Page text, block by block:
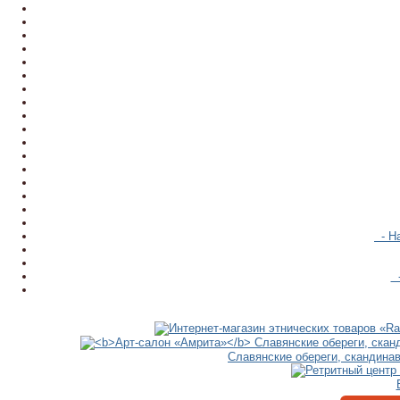
-
Славянские обереги,